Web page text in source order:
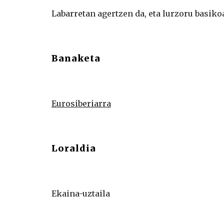
Labarretan agertzen da, eta lurzoru
Banaketa
Eurosiberiarra
Loraldia
Ekaina-uztaila